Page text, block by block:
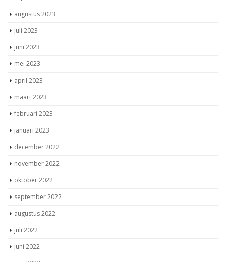
augustus 2023
juli 2023
juni 2023
mei 2023
april 2023
maart 2023
februari 2023
januari 2023
december 2022
november 2022
oktober 2022
september 2022
augustus 2022
juli 2022
juni 2022